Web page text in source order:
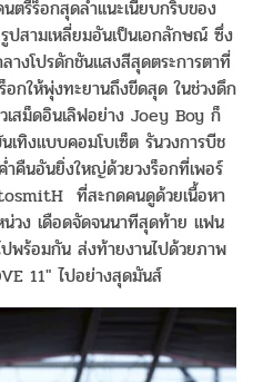
รีร็อกสุดล้ำเเนะเนี้ยบกริบของ
สามเหลี่ยมอันเป็นเอกลักษณ์ ซึ่ง
งโปรดักชันแสงสีสุดตระการตาที่
กให้พุ่งทะยานถึงขีดสุด ในช่วงดึก
เสม็ดอินเลิฟอย่าง Joey Boy ก็
เทิงแบบคอมโบเซ็ต รันวงการบีช
คืนอันยิ่งใหญ่ด้วยวงร็อกที่เพอร์
ที่สะกดคนดูด้วยเนื้อหา
วง เดือดจัดจนนาทีสุดท้าย แฟน
ปพร้อมกัน ส่งท้ายงานไปด้วยภาพ
11" ไปอย่างสุดมันส์